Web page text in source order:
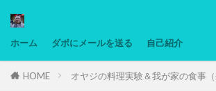
ホーム ダボにメールを送る 自己紹介
HOME オヤジの料理実験＆我が家の食事（
タグ